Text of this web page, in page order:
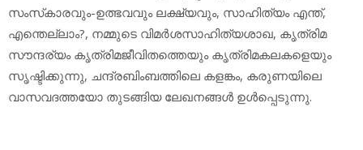
സംസ്‌കാരവും-ഉത്ഭവവും ലക്ഷ്യവും, സാഹിത്യം എന്ത്,
എന്തെല്ലാം?, നമ്മുടെ വിമര്‍ശസാഹിത്യശാഖ, കൃത്രിമ
സൗന്ദര്യം കൃത്രിമജീവിതത്തെയും കൃത്രിമകലകളെയും
സൃഷ്ടിക്കുന്നു, ചന്ദ്രബിംബത്തിലെ കളങ്കം, കരുണയിലെ
വാസവദത്തയോ തുടങ്ങിയ ലേഖനങ്ങള്‍ ഉള്‍പ്പെടുന്നു.